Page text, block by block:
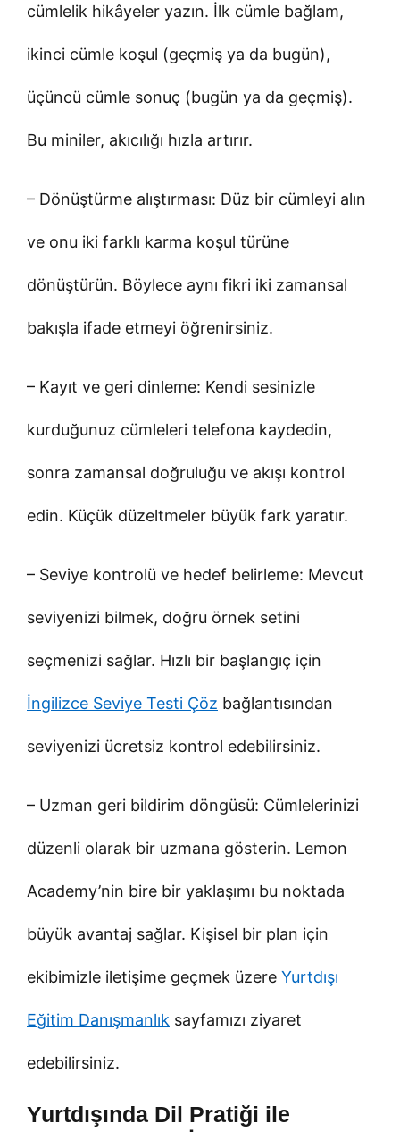
cümlelik hikâyeler yazın. İlk cümle bağlam,
ikinci cümle koşul (geçmiş ya da bugün),
üçüncü cümle sonuç (bugün ya da geçmiş).
Bu miniler, akıcılığı hızla artırır.
– Dönüştürme alıştırması: Düz bir cümleyi alın
ve onu iki farklı karma koşul türüne
dönüştürün. Böylece aynı fikri iki zamansal
bakışla ifade etmeyi öğrenirsiniz.
– Kayıt ve geri dinleme: Kendi sesinizle
kurduğunuz cümleleri telefona kaydedin,
sonra zamansal doğruluğu ve akışı kontrol
edin. Küçük düzeltmeler büyük fark yaratır.
– Seviye kontrolü ve hedef belirleme: Mevcut
seviyenizi bilmek, doğru örnek setini
seçmenizi sağlar. Hızlı bir başlangıç için
İngilizce Seviye Testi Çöz bağlantısından
seviyenizi ücretsiz kontrol edebilirsiniz.
– Uzman geri bildirim döngüsü: Cümlelerinizi
düzenli olarak bir uzmana gösterin. Lemon
Academy’nin bire bir yaklaşımı bu noktada
büyük avantaj sağlar. Kişisel bir plan için
ekibimizle iletişime geçmek üzere Yurtdışı
Eğitim Danışmanlık sayfamızı ziyaret
edebilirsiniz.
Yurtdışında Dil Pratiği ile